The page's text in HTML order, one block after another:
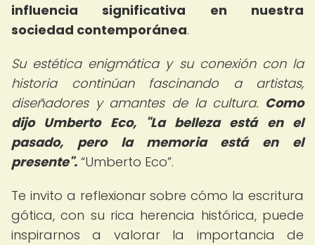
influencia significativa en nuestra
sociedad contemporánea.
Su estética enigmática y su conexión con la
historia continúan fascinando a artistas,
diseñadores y amantes de la cultura. Como
dijo Umberto Eco, "La belleza está en el
pasado, pero la memoria está en el
presente". Umberto Eco .
Te invito a reflexionar sobre cómo la escritura
gótica, con su rica herencia histórica, puede
inspirarnos a valorar la importancia de